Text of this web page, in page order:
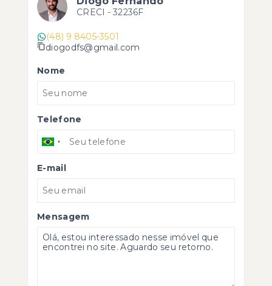
CRECI - 32236F
(48) 9 8405-3501
diogodfs@gmail.com
Nome
Telefone
E-mail
Mensagem